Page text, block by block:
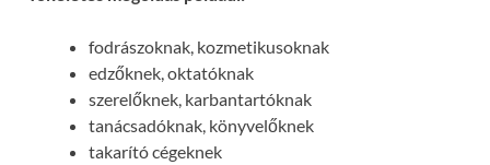
fodrászoknak, kozmetikusoknak
edzőknek, oktatóknak
szerelőknek, karbantartóknak
tanácsadóknak, könyvelőknek
takarító cégeknek